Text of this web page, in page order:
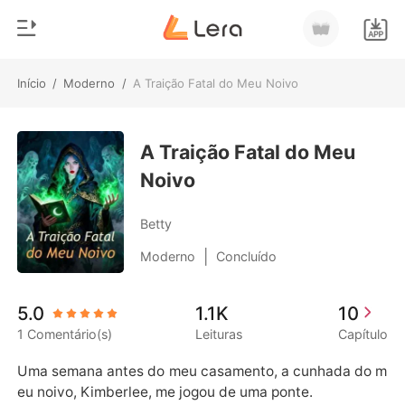
Início / Moderno / A Traição Fatal do Meu Noivo
Loja
Histórico
Sair
Baixar App
Gênero
Moderno
Lobisomem
Contos
Bilionários
A Traição Fatal do Meu
Noivo
Betty
Moderno Concluído
5.0
1 Comentário(s)
1.1K
Leituras
10
Capítulo
Uma semana antes do meu casamento, a cunhada do m
eu noivo, Kimberlee, me jogou de uma ponte.